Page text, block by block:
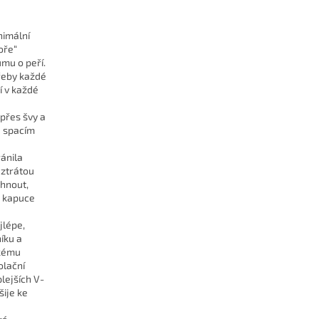
o peří.
každé
každé
švy a
spacím
a
V-
ke